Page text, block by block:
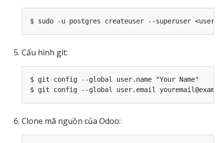
Cấu hình git:
$ git config --global user.name "Your Name"
Clone mã nguồn của Odoo: